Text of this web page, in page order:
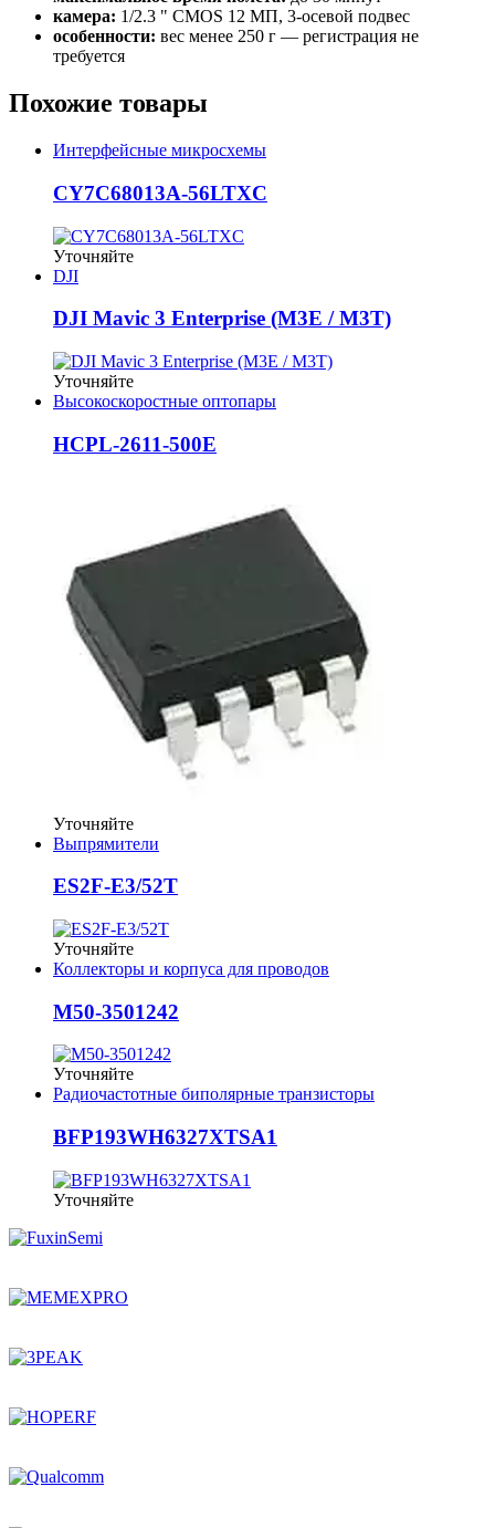
камера: 1/2.3 " CMOS 12 МП, 3‑осевой подвес
особенности: вес менее 250 г — регистрация не
требуется
Похожие товары
Интерфейсные микросхемы
CY7C68013A-56LTXC
Уточняйте
DJI
DJI Mavic 3 Enterprise (M3E / M3T)
Уточняйте
Высокоскоростные оптопары
HCPL-2611-500E
Уточняйте
Выпрямители
ES2F-E3/52T
Уточняйте
Коллекторы и корпуса для проводов
M50-3501242
Уточняйте
Радиочастотные биполярные транзисторы
BFP193WH6327XTSA1
Уточняйте